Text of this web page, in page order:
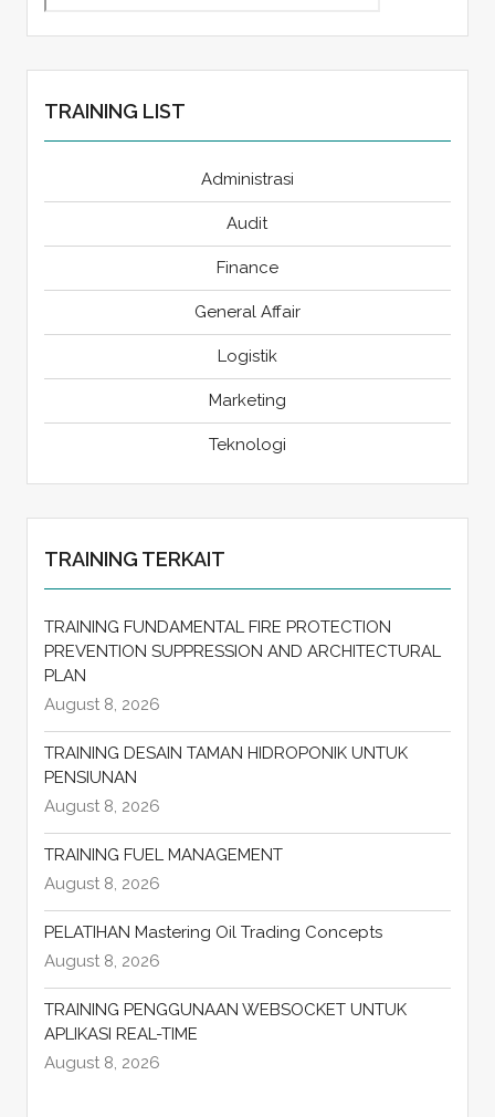
TRAINING LIST
Administrasi
Audit
Finance
General Affair
Logistik
Marketing
Teknologi
TRAINING TERKAIT
TRAINING FUNDAMENTAL FIRE PROTECTION
PREVENTION SUPPRESSION AND ARCHITECTURAL
PLAN
August 8, 2026
TRAINING DESAIN TAMAN HIDROPONIK UNTUK
PENSIUNAN
August 8, 2026
TRAINING FUEL MANAGEMENT
August 8, 2026
PELATIHAN Mastering Oil Trading Concepts
August 8, 2026
TRAINING PENGGUNAAN WEBSOCKET UNTUK
APLIKASI REAL-TIME
August 8, 2026